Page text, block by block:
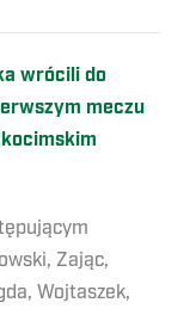
wrócili do
meczu
Zając,
Wojtaszek,